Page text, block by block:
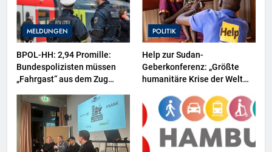
MELDUNGEN
BPOL-HH: 2,94 Promille:
Bundespolizisten müssen
„Fahrgast“ aus dem Zug
POLITIK
Help zur Sudan-
Geberkonferenz: „Größte
humanitäre Krise der Welt